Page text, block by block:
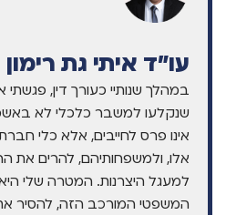
עו"ד איתי גת רימון
במהלך שנותיי כעורך דין, פגשתי
שנקלעו למשבר כלכלי לא
אינו פרס לחייבים, אלא כלי
אלו, ולמשפחותיהם, להרים את
למעגל היצרנות. המטרה שלי
המשפטי המורכב הזה, להסיר